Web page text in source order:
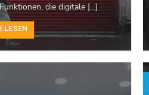
die digitale [...]
LESEN